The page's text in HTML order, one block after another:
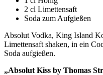
2 cl Limettensaft
Soda zum Aufgießen
Absolut Vodka, King Island
Limettensaft shaken, in ein
Soda aufgießen.
„Absolut Kiss by Thomas